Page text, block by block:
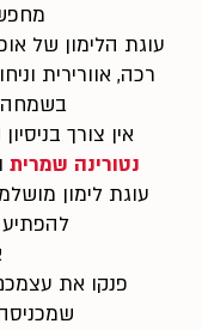
עוגת הלימון של
רכה, אוורירית
בשמחה
אין צורך
נטורינה שמרית
עוגת לימון
פנקו את